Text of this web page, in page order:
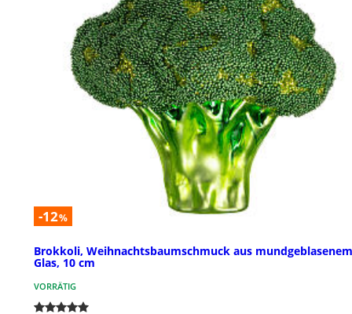
-12%
Brokkoli, Weihnachtsbaumschmuck aus mundgeblasenem
Glas, 10 cm
VORRÄTIG